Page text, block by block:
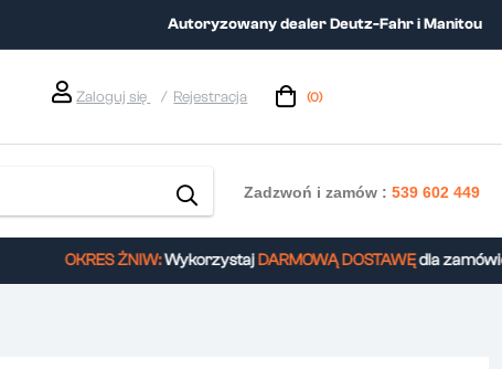
Autoryzowany dealer Deutz-Fahr i Manitou
Zaloguj się Rejestracja (0)
Zadzwoń i zamów :539 602 449
OKRES ŻNIW:WykorzystajDARMOWĄ DOSTAWĘdla zamówień